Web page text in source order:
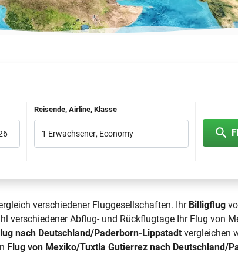
Reisende, Airline, Klasse
1 Erwachsener, Economy
verschiedener Fluggesellschaften. Ihr Billigflug
verschiedener Abflug- und Rückflugtage Ihr Flug von
nach Deutschland/Paderborn-Lippstadt vergleichen
Flug von Mexiko/Tuxtla Gutierrez nach Deutschland/